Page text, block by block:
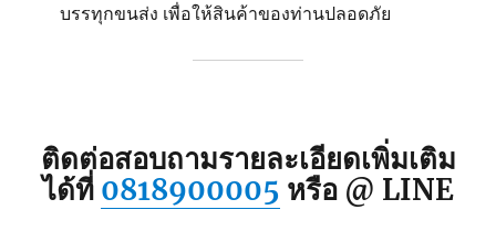
บรรทุกขนส่ง เพื่อให้สินค้าของท่านปลอดภัย
ติดต่อสอบถามรายละเอียดเพิ่มเติม
ได้ที่ 0818900005 หรือ @ LINE